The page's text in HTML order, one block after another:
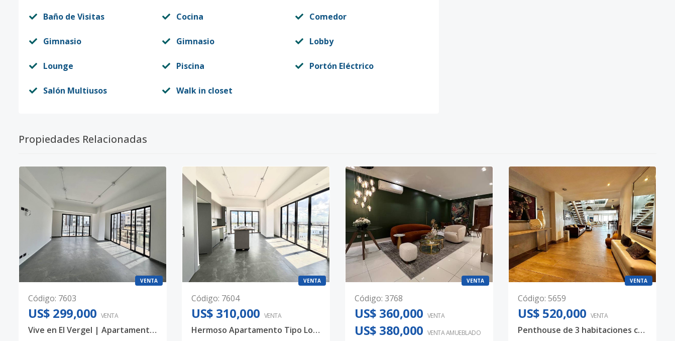
Baño de Visitas Cocina Comedor
Gimnasio Gimnasio Lobby
Lounge Piscina Portón Eléctrico
Salón Multiusos Walk in closet
Propiedades Relacionadas
VENTA
Código: 7603
US$ 299,000 VENTA
Vive en El Vergel | Apartamento de 2 habitaciones
VENTA
Código: 7604
US$ 310,000 VENTA
Hermoso Apartamento Tipo Loft en El Vergel
VENTA
Código: 3768
US$ 360,000 VENTA
US$ 380,000 VENTA AMUEBLADO
VENTA
Código: 5659
US$ 520,000 VENTA
Penthouse de 3 habitaciones con terraza exclusiva en el Vergel